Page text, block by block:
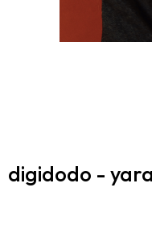
digidodo -